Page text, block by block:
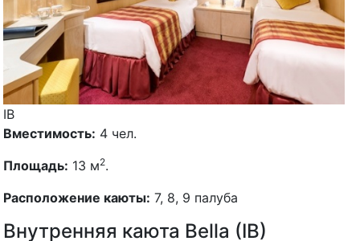
Вместимость:4 чел.
Площадь:13 м 2.
Расположение каюты:7, 8, 9 палуба